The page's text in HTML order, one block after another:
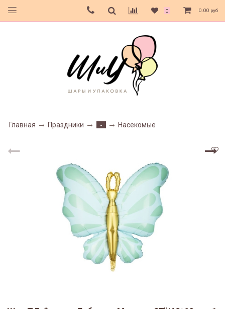
0 0.00 руб
Главная Праздники - Насекомые